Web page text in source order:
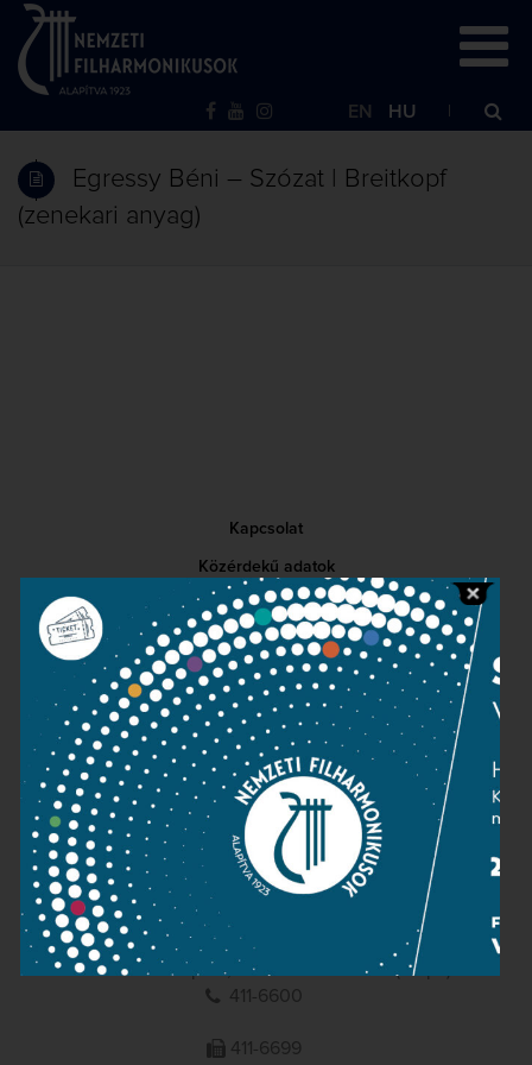
EN HU
Egressy Béni – Szózat | Breitkopf
(zenekari anyag)
Kapcsolat
Közérdekű adatok
Sajtószoba
Adatvédelem
Impresszum
NEMZETI
FILHARMONIKUSOK
1095 Budapest, Komor Marcell u. 1. (Müpa)
411-6600
411-6699